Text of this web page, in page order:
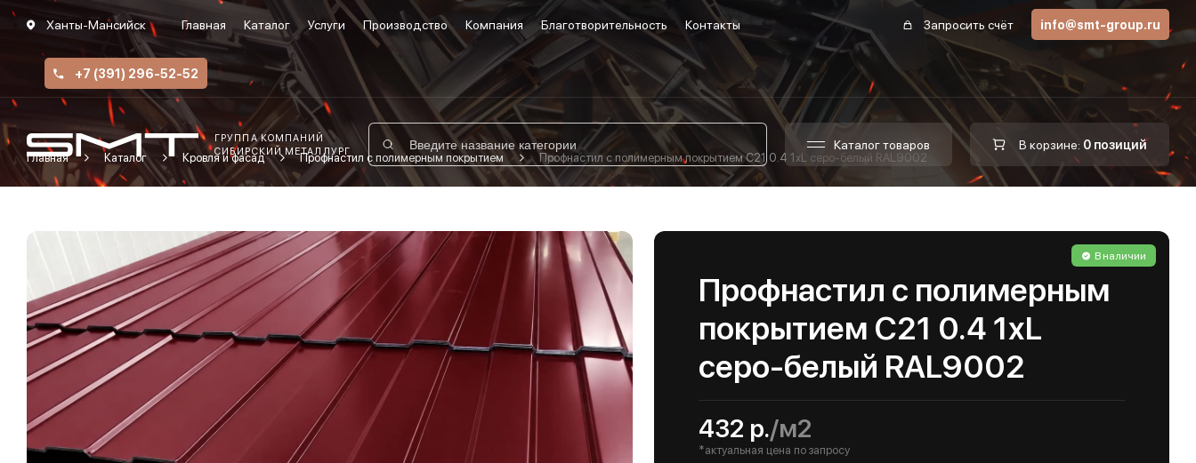
Ханты-Мансийск Главная Каталог Услуги Производство Компания Благотворительность Контакты Запросить счёт info@smt-group.ru
+7 (391) 296-52-52
ГРУППА КОМПАНИЙ
СИБИРСКИЙ МЕТАЛЛУРГ
Каталог товаров В корзине: 0 позиций
Главная Каталог Кровля и фасад Профнастил с полимерным покрытием Профнастил с полимерным покрытием С21 0.4 1хL серо-белый RAL9002
В наличии
Профнастил с полимерным
покрытием С21 0.4 1хL
серо-белый RAL9002
432 р./м2
*актуальная цена по запросу